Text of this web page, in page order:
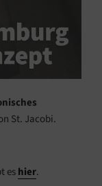
St. Jacobi.
eshier.